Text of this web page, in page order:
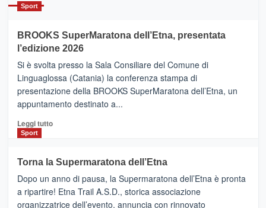
con
la
Al
via
i
collegamenti
Sport
BROOKS SuperMaratona dell’Etna, presentata
l’edizione 2026
Si è svolta presso la Sala Consiliare del Comune di
Linguaglossa (Catania) la conferenza stampa di
presentazione della BROOKS SuperMaratona dell’Etna, un
appuntamento destinato a...
Leggi tuttoLeggi
BROOKS
SuperMaratona
dell’Etna,
presentata
Sport
Torna la Supermaratona dell’Etna
Dopo un anno di pausa, la Supermaratona dell’Etna è pronta
a ripartire! Etna Trail A.S.D., storica associazione
organizzatrice dell’evento, annuncia con rinnovato